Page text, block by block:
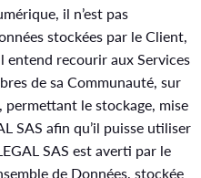
il n’est pas
stockées par le Client,
entend recourir aux Services
de sa Communauté, sur
permettant le stockage, mise
SAS afin qu’il puisse utiliser
SAS est averti par le
de Données, stockée